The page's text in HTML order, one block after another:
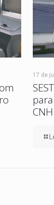
17 de
CNH